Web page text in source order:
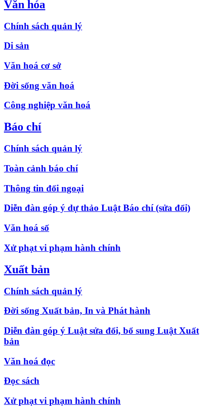
Văn hóa
Chính sách quản lý
Di sản
Văn hoá cơ sở
Đời sống văn hoá
Công nghiệp văn hoá
Báo chí
Chính sách quản lý
Toàn cảnh báo chí
Thông tin đối ngoại
Diễn đàn góp ý dự thảo Luật Báo chí (sửa đổi)
Văn hoá số
Xử phạt vi phạm hành chính
Xuất bản
Chính sách quản lý
Đời sống Xuất bản, In và Phát hành
Diễn đàn góp ý Luật sửa đổi, bổ sung Luật Xuất
bản
Văn hoá đọc
Đọc sách
Xử phạt vi phạm hành chính